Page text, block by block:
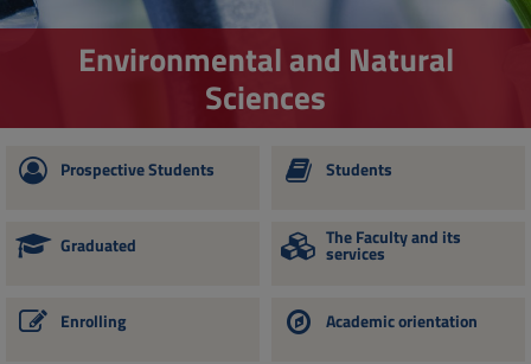
Environmental and Natural
Sciences
Prospective Students Students
Graduated The Faculty and its
services
Enrolling Academic orientation